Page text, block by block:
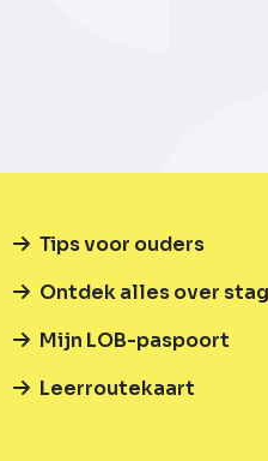
Tips voor ouders
Ontdek alles over
Mijn LOB-paspoort
Leerroutekaart